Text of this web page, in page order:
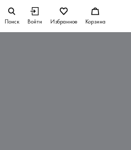
Поиск Войти Избранное Корзина